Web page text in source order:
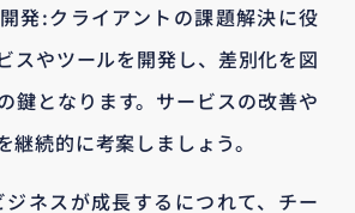
発:クライアントの課題解決に役
スやツールを開発し、差別化を図
鍵となります。サービスの改善や
継続的に考案しましょう。
ネスが成長するにつれて、チー